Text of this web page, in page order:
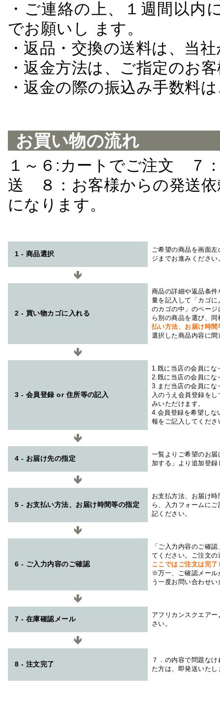
・ご連絡の上、１週間以
でお願いし ます。
・返品・交換の送料は、当
・返金方法は、ご指定のお
・返金の際の振込み手数料
お買い物の流れ
１～６:カートでご注文 ７
送 ８：お客様からの発送
になります。
1 - 商品選択
ご希望の商品を画面
ジまでお進みください
2 - 買い物カゴに入れる
商品の詳細や返品条
量を記入して「カゴ
のカゴの中」のペー
ら別の商品を選び、
払い方法、お届け時
選択した商品内容に
3 - 会員登録 or 住所等の記入
1.既に当店の会員にな
2.既に当店の会員にな
3.まだ当店の会員にな
入のうえ会員登録を
みいただけます。
4.会員登録を希望しな
報をご記入してくださ
4 - お届け先の指定
一覧よりご希望のお
加する」より追加登
5 - お支払い方法、お届け時間等の指定
お支払方法、お届け
ら、入力フォームに
記ください。
6 - ご入力内容のご確認
「ご入力内容のご確
てください。ご注文
ここではご注文は完
※万一、ご確認メール
う一度お問い合わせ
7 - 在庫確認メール
アフリカンスクエアー
さい。
8 - 注文完了
７．の内容で問題な
た方は、即発送いたし